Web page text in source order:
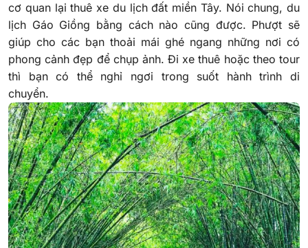
cơ quan lại thuê xe du lịch đất miền Tây. Nói chung, du
lịch Gáo Giồng bằng cách nào cũng được. Phượt sẽ
giúp cho các bạn thoải mái ghé ngang những nơi có
phong cảnh đẹp để chụp ảnh. Đi xe thuê hoặc theo tour
thì bạn có thể nghỉ ngơi trong suốt hành trình di
chuyển.